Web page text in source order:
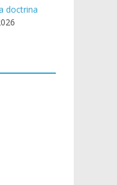
doctrina